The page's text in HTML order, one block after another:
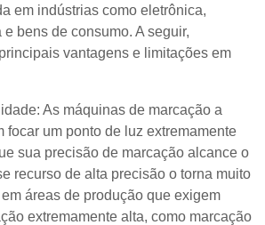
em indústrias como eletrônica,
bens de consumo. A seguir,
vantagens e limitações em
As máquinas de marcação a
focar um ponto de luz extremamente
sua precisão de marcação alcance o
recurso de alta precisão o torna muito
áreas de produção que exigem
extremamente alta, como marcação